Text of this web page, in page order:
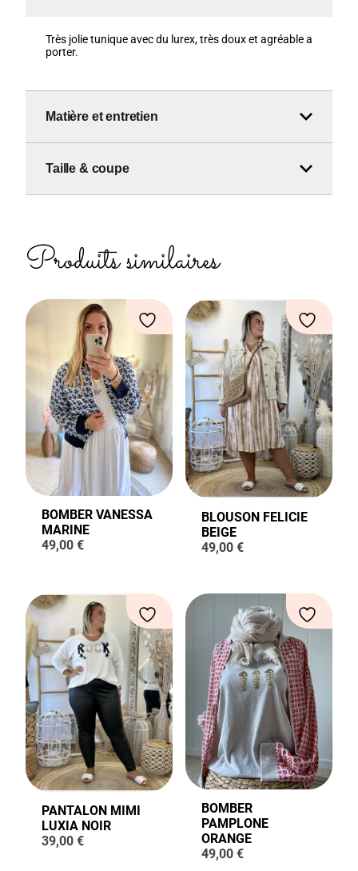
Très jolie tunique avec du lurex, très doux et agréable a
porter.
Matière et entretien
Taille & coupe
Produits similaires
BOMBER VANESSA
MARINE
49,00 €
BLOUSON FELICIE
BEIGE
49,00 €
PANTALON MIMI
LUXIA NOIR
39,00 €
BOMBER
PAMPLONE
ORANGE
49,00 €